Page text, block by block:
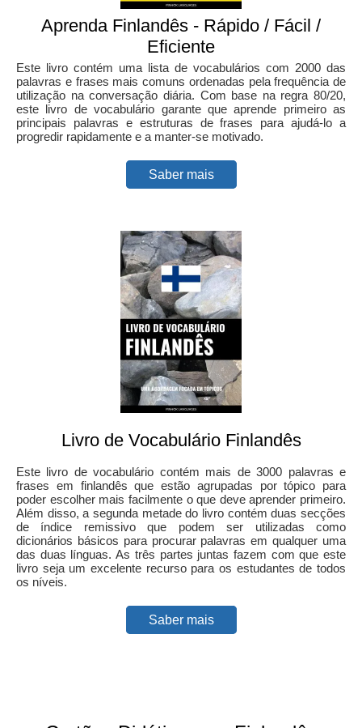
Aprenda Finlandês - Rápido / Fácil /
Eficiente
Este livro contém uma lista de vocabulários com 2000 das
palavras e frases mais comuns ordenadas pela frequência de
utilização na conversação diária. Com base na regra 80/20,
este livro de vocabulário garante que aprende primeiro as
principais palavras e estruturas de frases para ajudá-lo a
progredir rapidamente e a manter-se motivado.
Saber mais
Livro de Vocabulário Finlandês
Este livro de vocabulário contém mais de 3000 palavras e
frases em finlandês que estão agrupadas por tópico para
poder escolher mais facilmente o que deve aprender primeiro.
Além disso, a segunda metade do livro contém duas secções
de índice remissivo que podem ser utilizadas como
dicionários básicos para procurar palavras em qualquer uma
das duas línguas. As três partes juntas fazem com que este
livro seja um excelente recurso para os estudantes de todos
os níveis.
Saber mais